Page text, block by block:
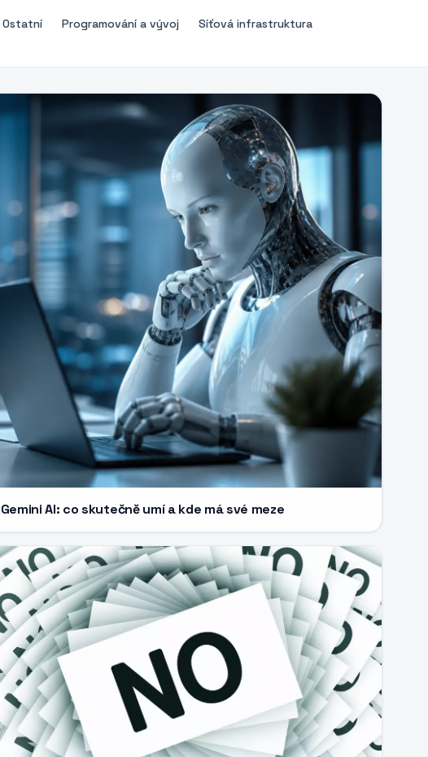
Ostatní Programování a vývoj
Síťová infrastruktura
Gemini AI: co skutečně umí a kde má své meze